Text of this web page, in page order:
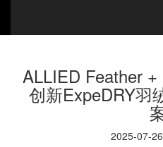
ALLIED Feather
创新ExpeDRY羽
2025-07-